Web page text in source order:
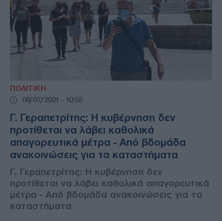
ΠΟΛΙΤΙΚΗ
08/07/2021 - 10:55
Γ. Γεραπετρίτης: Η κυβέρνηση δεν
προτίθεται να λάβει καθολικά
απαγορευτικά μέτρα - Από βδομάδα
ανακοινώσεις για τα καταστήματα
Γ. Γεραπετρίτης: Η κυβέρνηση δεν
προτίθεται να λάβει καθολικά απαγορευτικά
μέτρα - Από βδομάδα ανακοινώσεις για τα
καταστήματα